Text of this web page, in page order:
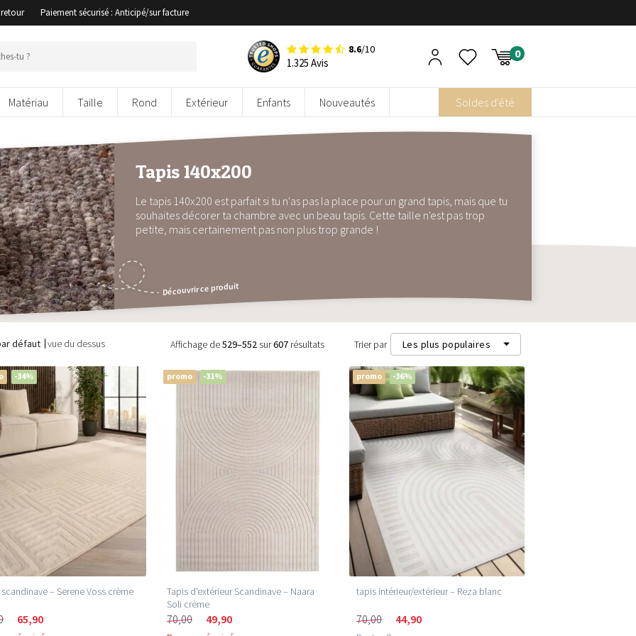
Paiement sécurisé : Anticipé/sur facture
8.6/10
1.325 Avis
Matériau Taille Rond Extérieur Enfants Nouveautés Soldes d'été
Tapis 140x200
Le tapis 140x200 est parfait si tu n'as pas la place pour un grand tapis, mais que tu
souhaites décorer ta chambre avec un beau tapis. Cette taille n'est pas trop
petite, mais certainement pas non plus trop grande !
Découvrir ce produit
défaut vue du dessus Affichage de529–552 sur607 résultats Trier par Les plus populaires
Les plus populaires
Les plus récents
Prix les plus bas (m²)
Prix les plus élevés (m²)
-34%
– Serene Voss crème
65,90
promo -31%
Tapis d’extérieur Scandinave – Naara
Soli crème
70,00 49,90
promo -36%
tapis intérieur/extérieur – Reza blanc
70,00 44,90